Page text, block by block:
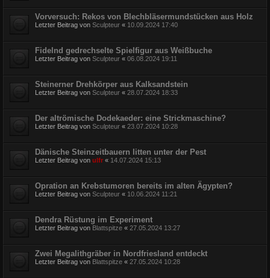
Vorversuch: Rekos von Blechbläsermundstücken aus Holz
Letzter Beitrag von Sculpteur « 10.09.2024 17:40
Fidelnd gedrechselte Spielfigur aus Weißbuche
Letzter Beitrag von Sculpteur « 06.08.2024 19:11
Steinerner Drehkörper aus Kalksandstein
Letzter Beitrag von Sculpteur « 28.07.2024 18:33
Der altrömische Dodekaeder: eine Strickmaschine?
Letzter Beitrag von Sculpteur « 23.07.2024 10:28
Dänische Steinzeitbauern litten unter der Pest
Letzter Beitrag von ulfr « 14.07.2024 15:13
Opration an Krebstumoren bereits im alten Ägypten?
Letzter Beitrag von Sculpteur « 10.06.2024 11:21
Dendra Rüstung im Experiment
Letzter Beitrag von Blattspitze « 27.05.2024 13:27
Zwei Megalithgräber in Nordfriesland entdeckt
Letzter Beitrag von Blattspitze « 27.05.2024 10:28